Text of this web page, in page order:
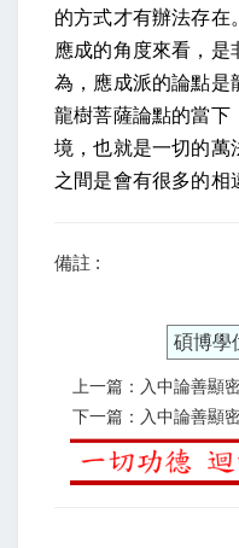
的方式才有辦法存在
應成的角度來看，是
為，應成派的論點是
龍樹菩薩論點的當下
境，也就是一切的萬
之間是會有很多的相
備註 :
碩博學
上一篇：入中論善顯
下一篇：入中論善顯